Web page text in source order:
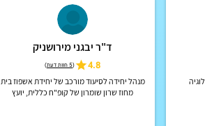
ד"ר יבגני מירושניק
4.8
(5 חוות דעת )
מנהל יחידה לסיעוד מורכב של יחידת אשפוז בית
מחוז שרון שומרון של קופ"ח כללית, יועץ